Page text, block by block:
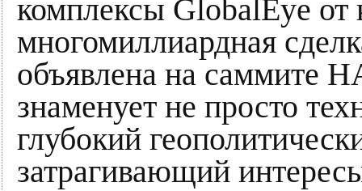
комплексы GlobalEye от
многомиллиардная
объявлена на саммите
знаменует не просто
глубокий
затрагивающий